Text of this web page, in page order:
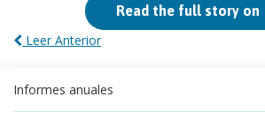
Read the full story on
Leer Anterior
Informes anuales